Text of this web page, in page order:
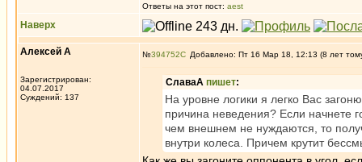
Ответы на этот пост: aest
Наверх
Алексей А
Зарегистрирован:
04.07.2017
Суждений: 137
№394752 Добавлено: Пт 16 Мар 18, 12:13 (8 лет
СлаваА пишет:
На уровне логики я легко Вас
причина неведения? Если начнете
чем внешнем не нуждаются, то
внутри колеса. Причем крутит